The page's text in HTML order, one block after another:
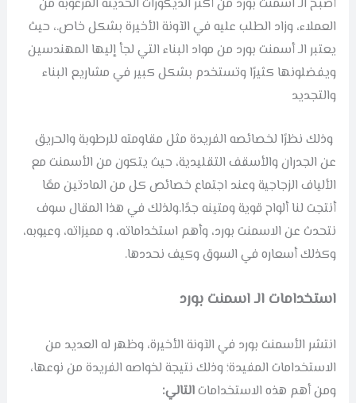
أصبح الـ اسمنت بورد من أكثر الديكورات الحديثة المرغوبة من
العملاء، وزاد الطلب عليه في الآونة الأخيرة بشكل خاص.، حيث
يعتبر الـ أسمنت بورد من مواد البناء التي لجأ إليها المهندسين
ويفضلونها كثيرًا وتستخدم بشكل كبير في مشاريع البناء
والتجديد
وذلك نظرًا لخصائصه الفريدة مثل مقاومته للرطوبة والحريق
عن الجدران والأسقف التقليدية، حيث يتكون من الأسمنت مع
الألياف الزجاجية وعند اجتماع خصائص كل من المادتين معًا
أنتجت لنا ألواح قوية ومتينه جدًا.ولذلك في هذا المقال سوف
نتحدث عن الاسمنت بورد، وأهم استخداماته، و مميزاته، وعيوبه،
وكذلك أسعاره في السوق وكيف نحددها.
استخدامات الـ اسمنت بورد
انتشر الأسمنت بورد في الآونة الأخيرة، وظهر له العديد من
الاستخدامات المفيدة؛ وذلك نتيجة لخواصه الفريدة من نوعها،
ومن أهم هذه الاستخداماتالتالي: